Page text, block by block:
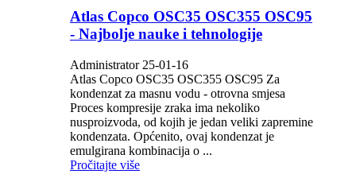
Atlas Copco OSC35 OSC355 OSC95
- Najbolje nauke i tehnologije
Administrator 25-01-16
Atlas Copco OSC35 OSC355 OSC95 Za
kondenzat za masnu vodu - otrovna smjesa
Proces kompresije zraka ima nekoliko
nusproizvoda, od kojih je jedan veliki zapremine
kondenzata. Općenito, ovaj kondenzat je
emulgirana kombinacija o ...
Pročitajte više